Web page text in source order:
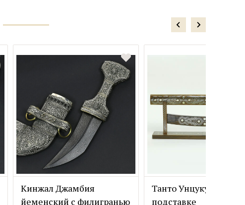
Кинжал Джамбия
йеменский с филигранью
Танто Унцукуль на
подставке